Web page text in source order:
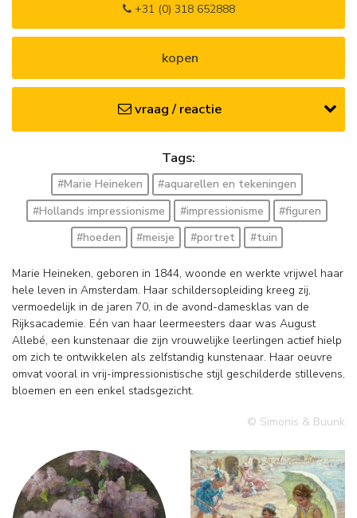
+31 (0) 318 652888
kopen
vraag / reactie
Tags:
#Marie Heineken
#aquarellen en tekeningen
#Hollands impressionisme
#impressionisme
#figuren
#hoeden
#meisje #portret #tuin
Marie Heineken, geboren in 1844, woonde en werkte vrijwel haar
hele leven in Amsterdam. Haar schildersopleiding kreeg zij,
vermoedelijk in de jaren 70, in de avond-damesklas van de
Rijksacademie. Eén van haar leermeesters daar was August
Allebé, een kunstenaar die zijn vrouwelijke leerlingen actief hielp
om zich te ontwikkelen als zelfstandig kunstenaar. Haar oeuvre
omvat vooral in vrij-impressionistische stijl geschilderde stillevens,
bloemen en een enkel stadsgezicht.
© Simonis & Buunk